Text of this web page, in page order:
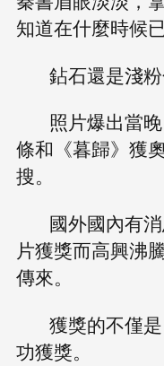
知道在什麼時候
鉆石還是淺粉
照片爆出當
條和《暮歸》獲
搜。
國外國內有
片獲獎而高興沸
傳來。
獲獎的不僅
功獲獎。